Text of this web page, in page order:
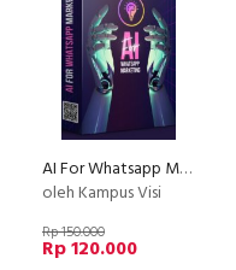
AI For Whatsapp Marketing
oleh Kampus Visi
Rp 150.000
Rp 120.000